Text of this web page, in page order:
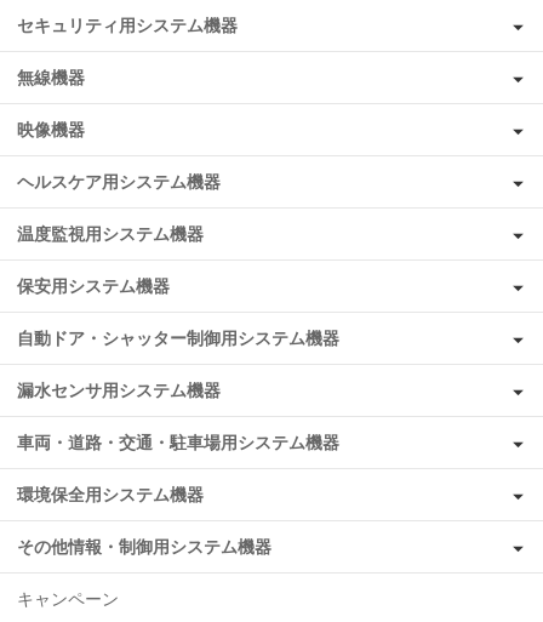
セキュリティ用システム機器
無線機器
映像機器
ヘルスケア用システム機器
温度監視用システム機器
保安用システム機器
自動ドア・シャッター制御用システム機器
漏水センサ用システム機器
車両・道路・交通・駐車場用システム機器
環境保全用システム機器
その他情報・制御用システム機器
キャンペーン